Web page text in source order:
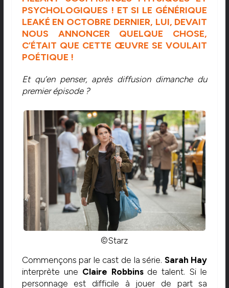
PSYCHOLOGIQUES ! ET SI LE GÉNÉRIQUE
LEAKÉ EN OCTOBRE DERNIER, LUI, DEVAIT
NOUS ANNONCER QUELQUE CHOSE,
C’ÉTAIT QUE CETTE ŒUVRE SE VOULAIT
POÉTIQUE !
Et qu’en penser, après diffusion dimanche du
premier épisode ?
©Starz
Commençons par le cast de la série. Sarah Hay
interprète une Claire Robbinsde talent. Si le
personnage est difficile à jouer de part sa